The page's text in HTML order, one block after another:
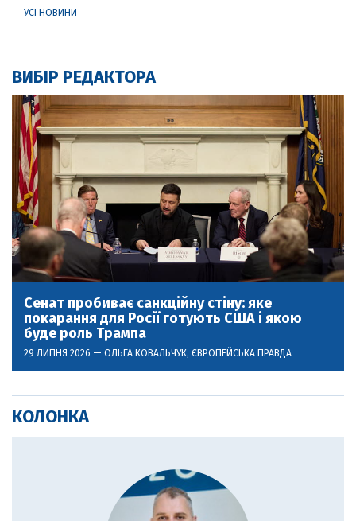
УСІ НОВИНИ
ВИБІР РЕДАКТОРА
Сенат пробиває санкційну стіну: яке
покарання для Росії готують США і якою
буде роль Трампа
29 ЛИПНЯ 2026 — ОЛЬГА КОВАЛЬЧУК, ЄВРОПЕЙСЬКА ПРАВДА
КОЛОНКА